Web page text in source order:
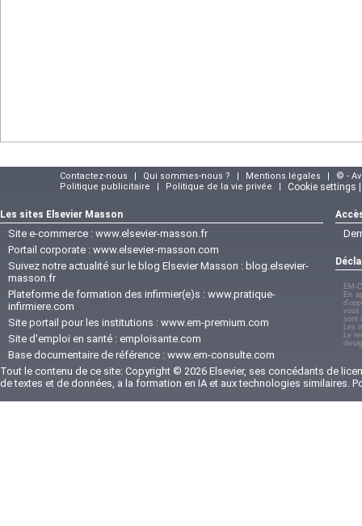
Contactez-nous | Qui sommes-nous ? | Mentions légales |
© -
Politique publicitaire
| Politique de la vie privée | Cookie settings
Les sites Elsevier Masson
Site e-commerce : www.elsevier-masson.fr
Portail corporate : www.elsevier-masson.com
Suivez notre actualité sur le blog Elsevier Masson : blog.elsevier-
masson.fr
Plateforme de formation des infirmier(e)s : www.pratique-
infirmiere.com
Site portail pour les institutions : www.em-premium.com
Site d'emploi en santé : emploisante.com
Base documentaire de référence : www.em-consulte.com
EM-
En
vous
sont
Les
Le
Tout le contenu de ce site: Copyright © 2026 Elsevier, ses concédants de
de textes et de données, a la formation en IA et aux technologies similaires.